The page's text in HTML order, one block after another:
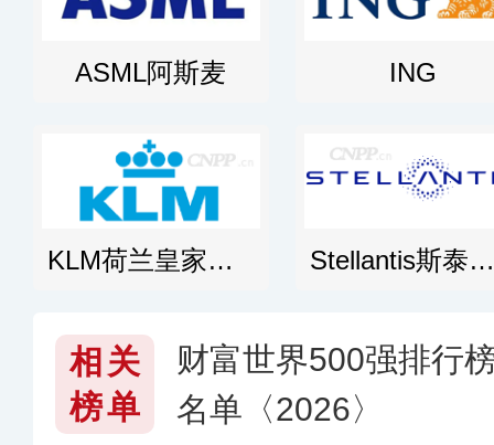
ASML阿斯麦 ING
KLM荷兰皇家航空 Stellantis斯泰
相关
榜单
财富世界500强排行
名单〈2026〉